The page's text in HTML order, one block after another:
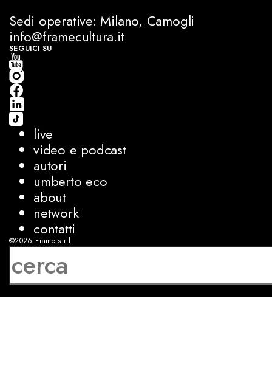
Sedi operative: Milano, Camogli
info@framecultura.it
SEGUICI SU
live
video e podcast
autori
umberto eco
about
network
contatti
©2026 Frame s.r.l.
P.IVA 08927250962
sviluppo:Luca Bunino